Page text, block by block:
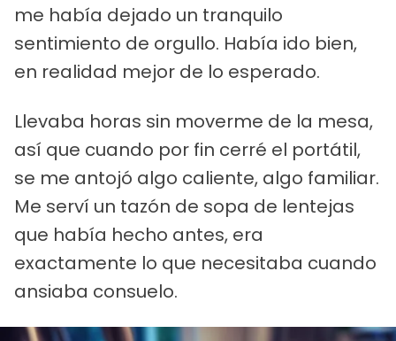
me había dejado un tranquilo
sentimiento de orgullo. Había ido bien,
en realidad mejor de lo esperado.
Llevaba horas sin moverme de la mesa,
así que cuando por fin cerré el portátil,
se me antojó algo caliente, algo familiar.
Me serví un tazón de sopa de lentejas
que había hecho antes, era
exactamente lo que necesitaba cuando
ansiaba consuelo.